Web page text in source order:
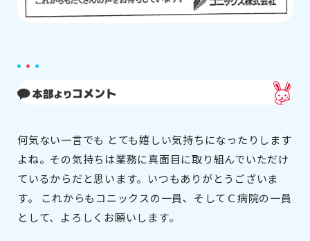
何気ない一言でも とても嬉しい気持ちになったりします
よね。その気持ちは業務に真面目に取り組んでいただけ
ているからだと思います。いつもありがとうございま
す。 これからもコニックスの一員、そしてＣ病院の一員
として、よろしくお願いします。